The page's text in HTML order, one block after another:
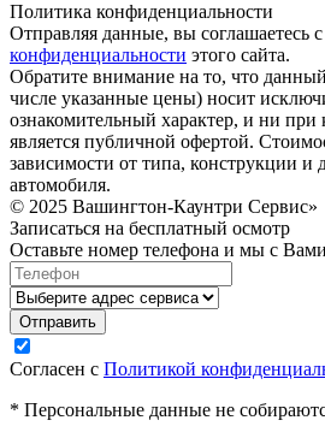
Политика конфиденциальности
Отправляя данные, вы соглашаетесь с
конфиденциальности этого сайта.
Обратите внимание на то, что
числе указанные цены) носит
ознакомительный характер, и ни при
является публичной офертой.
зависимости от типа, конструкции и
автомобиля.
© 2025 Вашингтон-Каунтри Сервис»
Записаться на бесплатный осмотр
Оставьте номер телефона и мы с
Согласен с Политикой
* Персональные данные не